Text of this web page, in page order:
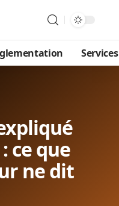
Services
ce que
ne dit